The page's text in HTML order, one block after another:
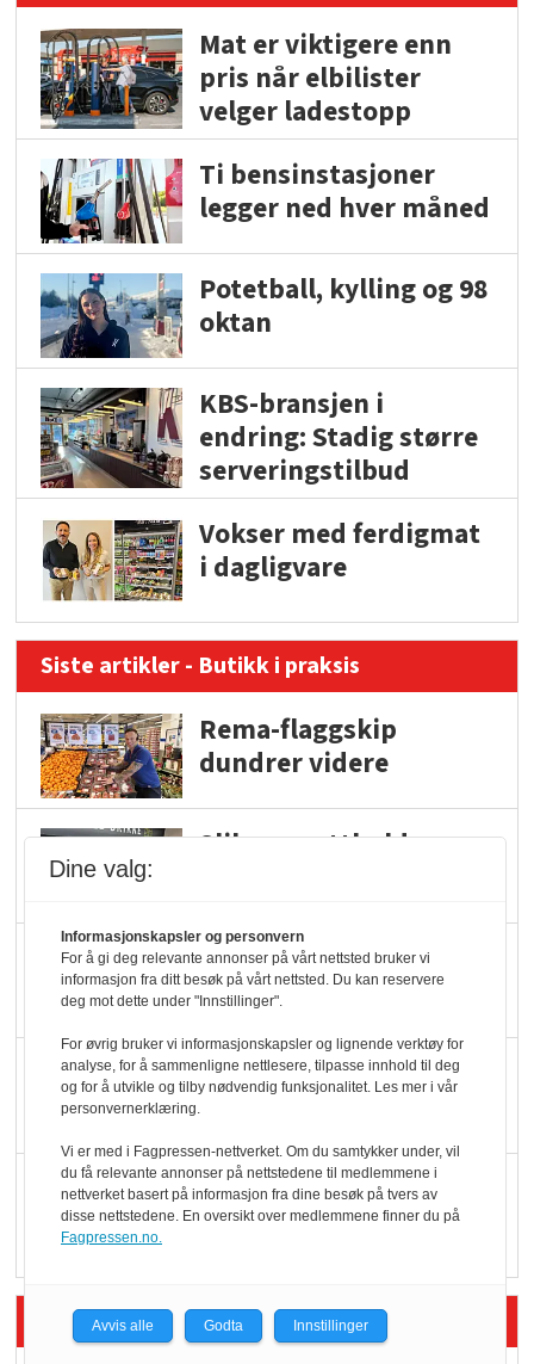
Mat er viktigere enn
pris når elbilister
velger ladestopp
Ti bensinstasjoner
legger ned hver måned
Potetball, kylling og 98
oktan
KBS-bransjen i
endring: Stadig større
serveringstilbud
Vokser med ferdigmat
i dagligvare
Siste artikler - Butikk i praksis
Rema-flaggskip
dundrer videre
Slik opprettholdes
Færre varer, men fulle
hyller
KI lager mat i butikken
Q passerte 1 milliard i
Rema i 2025
Siste artikler - Økologisk
Dine valg:
Informasjonskapsler og personvern
For å gi deg relevante annonser på vårt nettsted bruker vi
informasjon fra ditt besøk på vårt nettsted. Du kan reservere
deg mot dette under "Innstillinger".
For øvrig bruker vi informasjonskapsler og lignende verktøy for
analyse, for å sammenligne nettlesere, tilpasse innhold til deg
og for å utvikle og tilby nødvendig funksjonalitet. Les mer i vår
personvernerklæring.
Vi er med i Fagpressen-nettverket. Om du samtykker under, vil
du få relevante annonser på nettstedene til medlemmene i
nettverket basert på informasjon fra dine besøk på tvers av
disse nettstedene. En oversikt over medlemmene finner du på
Fagpressen.no.
Avvis alle Godta Innstillinger